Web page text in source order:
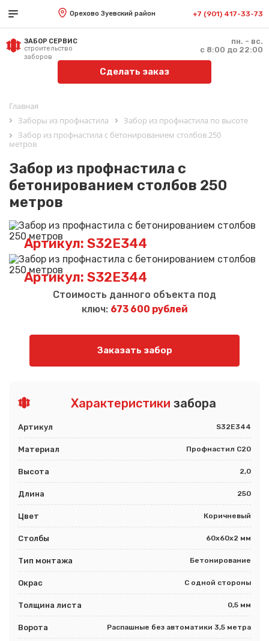
Орехово Зуевский район +7 (901) 417-33-73
ЗАБОР СЕРВИС
строительство
заборов
пн. - вс.
с 8:00 до 22:00
Сделать заказ
Главная
Заборы из профнастила
Забор из профнастила по высоте
Забор из профнастила с бетонированием столбов 250
метров
Забор из профнастила с
бетонированием столбов 250
метров
Артикул: S32E344
Артикул: S32E344
Стоимость данного объекта под
ключ: 673 600 рублей
Заказать забор
Характеристики забора
Артикул S32E344
Материал Профнастил С20
Высота 2,0
Длина 250
Цвет Коричневый
Столбы 60х60х2 мм
Тип монтажа Бетонирование
Окрас С одной стороны
Толщина листа 0,5 мм
Ворота Распашные без автоматики 3,5 метра